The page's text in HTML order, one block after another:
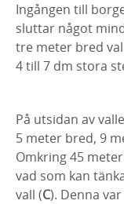
Ingången till
sluttar något
tre meter bred
4 till 7 dm stora
På utsidan av
5 meter bred, 9
Omkring 45
vad som kan
vall (C). Denna